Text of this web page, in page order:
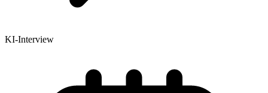
KI-Interview